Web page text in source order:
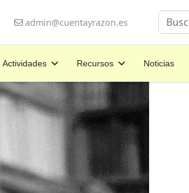
admin@cuentayrazon.es Buscar
Actividades Recursos Noticias